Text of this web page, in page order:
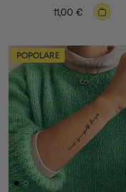
11,00 €
POPOLARE